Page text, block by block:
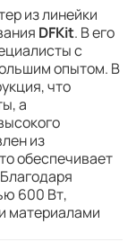
из линейки
DFKit. В его
с
опытом. В
что
а
из
обеспечивает
600 Вт,
материалами